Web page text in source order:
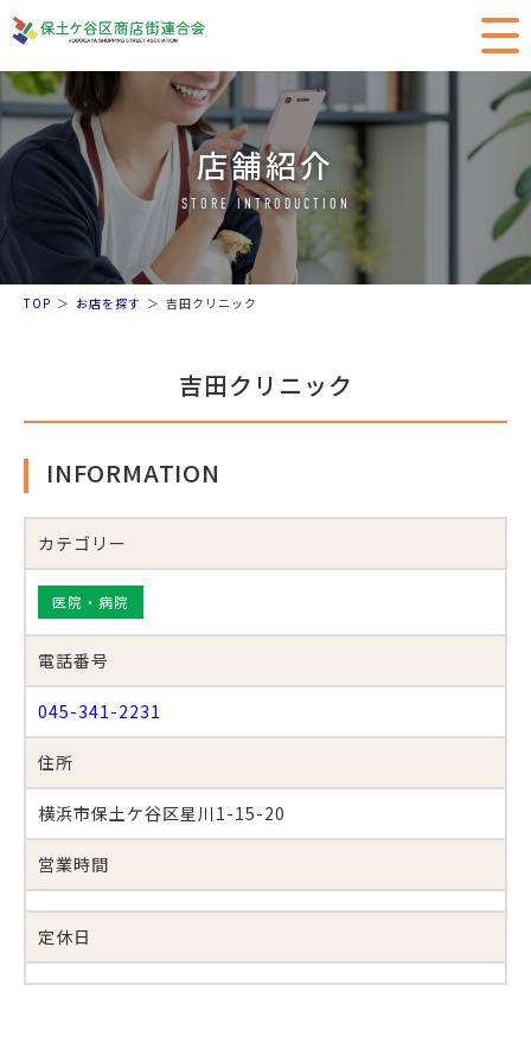
店舗紹介
STORE INTRODUCTION
TOP お店を探す 吉田クリニック
吉田クリニック
INFORMATION
カテゴリー
医院・病院
電話番号
045-341-2231
住所
横浜市保土ケ谷区星川1-15-20
営業時間
定休日